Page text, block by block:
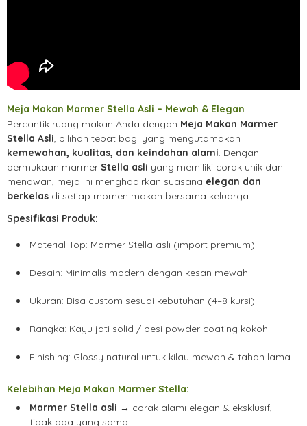
Meja Makan Marmer Stella Asli – Mewah & Elegan
Percantik ruang makan Anda dengan Meja Makan Marmer
Stella Asli, pilihan tepat bagi yang mengutamakan
kemewahan, kualitas, dan keindahan alami. Dengan
permukaan marmer Stella asli yang memiliki corak unik dan
menawan, meja ini menghadirkan suasana elegan dan
berkelas di setiap momen makan bersama keluarga.
Spesifikasi Produk:
Material Top: Marmer Stella asli (import premium)
Desain: Minimalis modern dengan kesan mewah
Ukuran: Bisa custom sesuai kebutuhan (4–8 kursi)
Rangka: Kayu jati solid / besi powder coating kokoh
Finishing: Glossy natural untuk kilau mewah & tahan lama
Kelebihan Meja Makan Marmer Stella:
Marmer Stella asli → corak alami elegan & eksklusif,
tidak ada yang sama